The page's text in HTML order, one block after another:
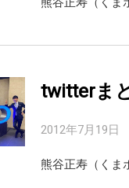
twitterま
2012年7月19日